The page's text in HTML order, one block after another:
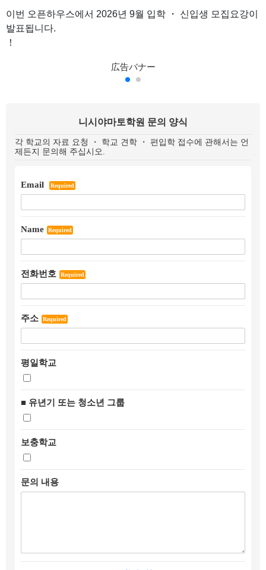
이번 오픈하우스에서 2026년 9월 입학 ・ 신입생 모집요강이
발표됩니다.
！
니시야마토학원 문의 양식
각 학교의 자료 요청 ・ 학교 견학 ・ 편입학 접수에 관해서는 언
제든지 문의해 주십시오.
Email Required
Name Required
전화번호 Required
주소 Required
평일학교
■ 유년기 또는 청소년 그룹
보충학교
문의 내용